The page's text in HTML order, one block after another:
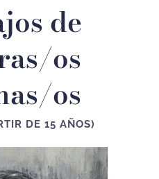
de
os
os
DE 15 AÑOS)